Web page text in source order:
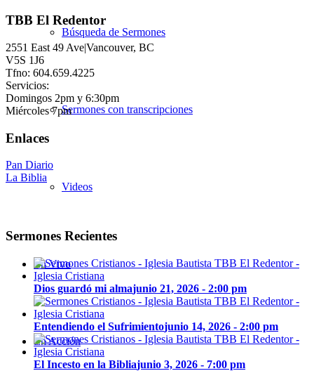
Búsqueda de Sermones
Sermones con transcripciones
Videos
En Vivo
En Acción
TBB El Redentor
2551 East 49 Ave|Vancouver, BC
V5S 1J6
Tfno: 604.659.4225
Servicios:
Domingos 2pm y 6:30pm
Miércoles 7pm
Enlaces
Pan Diario
La Biblia
Sermones Recientes
Dios guardó mi almajunio 21, 2026 - 2:00 pm
Entendiendo el Sufrimientojunio 14, 2026 - 2:00 pm
El Incesto en la Bibliajunio 3, 2026 - 7:00 pm